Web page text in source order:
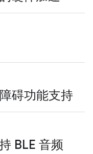
碍功能支持
BLE 音频